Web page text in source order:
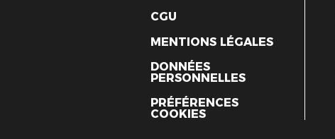
CGU
MENTIONS LÉGALES
DONNÉES
PERSONNELLES
PRÉFÉRENCES
COOKIES